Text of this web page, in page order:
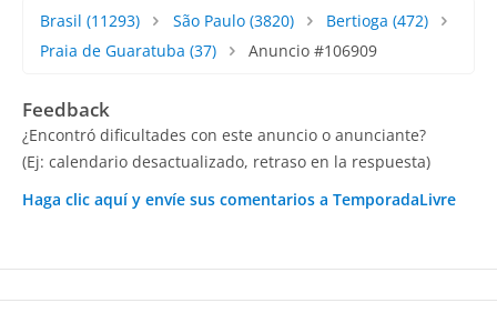
Brasil (11293) São Paulo(3820) Bertioga (472)
Praia de Guaratuba (37) Anuncio #106909
Feedback
¿Encontró dificultades con este anuncio o anunciante?
(Ej: calendario desactualizado, retraso en la respuesta)
Haga clic aquí y envíe sus comentarios a TemporadaLivre